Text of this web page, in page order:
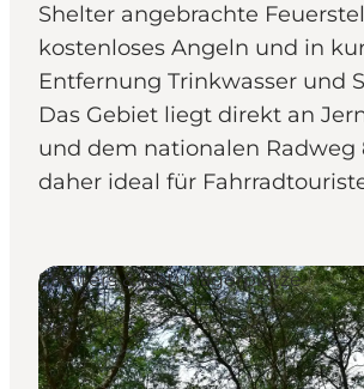
Shelter angebrachte
kostenloses Angeln und in
Entfernung Trinkwasser und
Das Gebiet liegt direkt an
und dem nationalen Radweg
daher ideal für
Shelters & Naturlagerplätze